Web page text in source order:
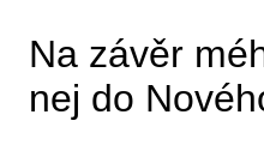
Na závěr
nej do